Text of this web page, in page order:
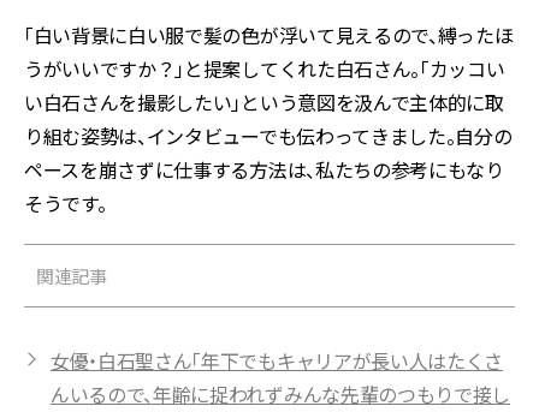
「白い背景に白い服で髪の色が浮いて見えるので、縛ったほ
うがいいですか？」と提案してくれた白石さん。「カッコい
い白石さんを撮影したい」という意図を汲んで主体的に取
り組む姿勢は、インタビューでも伝わってきました。自分の
ペースを崩さずに仕事する方法は、私たちの参考にもなり
そうです。
関連記事
女優・白石聖さん「年下でもキャリアが長い人はたくさ
んいるので、年齢に捉われずみんな先輩のつもりで接し